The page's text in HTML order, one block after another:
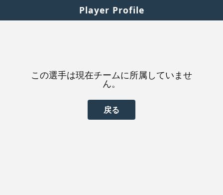
Player Profile
この選手は現在チームに所属していませ
ん。
戻る